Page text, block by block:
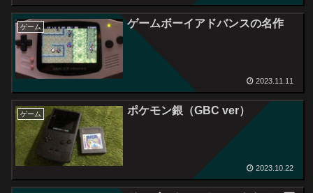
ゲーム ゲームボーイアドバンスの名作
2023.11.11
ゲーム ポケモン銀（GBC ver）
2023.10.22